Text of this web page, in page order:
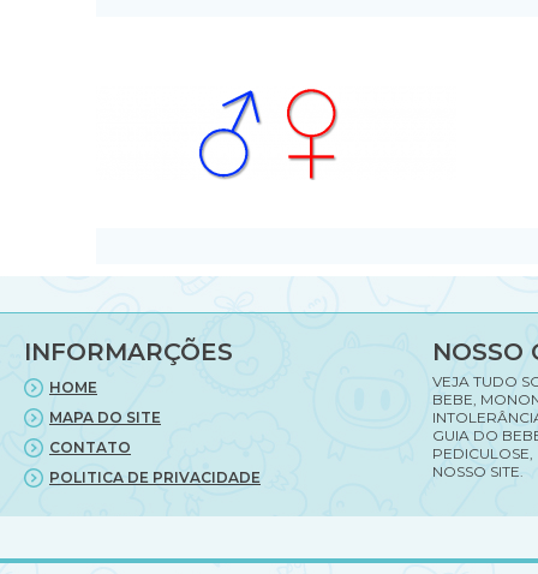
INFORMARÇÕES
HOME
MAPA DO SITE
CONTATO
POLITICA DE PRIVACIDADE
NOSSO
VEJA TUDO
BEBE,
GUIA DO
PEDICULOSE,
NOSSO SITE.